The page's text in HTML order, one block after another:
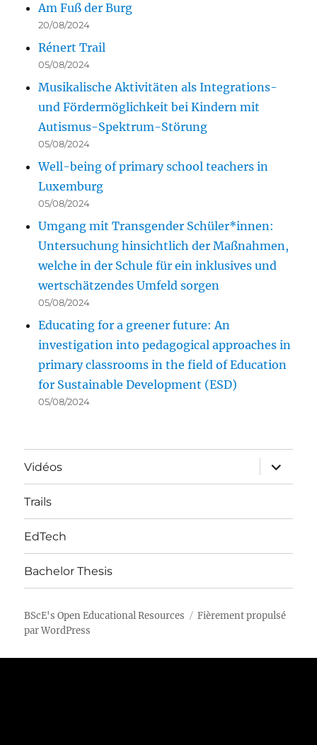
Am Fuß der Burg
20/08/2024
Rénert Trail
05/08/2024
Musikalische Aktivitäten als Integrations-
und Fördermöglichkeit bei Kindern mit
Autismus-Spektrum-Störung
05/08/2024
Well-being of primary school teachers in
Luxemburg
05/08/2024
Umgang mit Transgender Schüler*innen:
Untersuchung hinsichtlich der Maßnahmen,
welche in der Schule für ein inklusives und
wertschätzendes Umfeld sorgen
05/08/2024
Educating for a greener future: An
investigation into pedagogical approaches in
primary classrooms in the field of Education
for Sustainable Development (ESD)
05/08/2024
Vidéos
ouvrir
le
sous-
Trails
EdTech
Bachelor Thesis
BScE's Open Educational Resources
Fièrement propulsé
par WordPress